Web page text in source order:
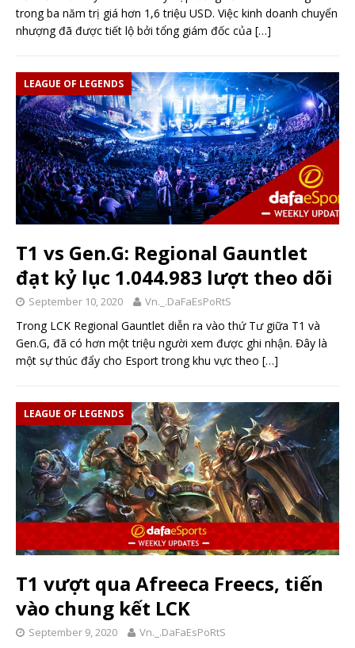
trong ba năm trị giá hơn 1,6 triệu USD. Việc kinh doanh chuyển
nhượng đã được tiết lộ bởi tổng giám đốc của […]
LEAGUE OF LEGENDS
T1 vs Gen.G: Regional Gauntlet
đạt kỷ lục 1.044.983 lượt theo dõi
September 10, 2020 Vn._.DaFaEsPoRtS
Trong LCK Regional Gauntlet diễn ra vào thứ Tư giữa T1 và
Gen.G, đã có hơn một triệu người xem được ghi nhận. Đây là
một sự thúc đẩy cho Esport trong khu vực theo […]
LEAGUE OF LEGENDS
T1 vượt qua Afreeca Freecs, tiến
vào chung kết LCK
September 9, 2020 Vn._.DaFaEsPoRtS